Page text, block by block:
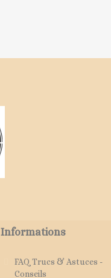
Informations
FAQ Trucs & Astuces -
Conseils